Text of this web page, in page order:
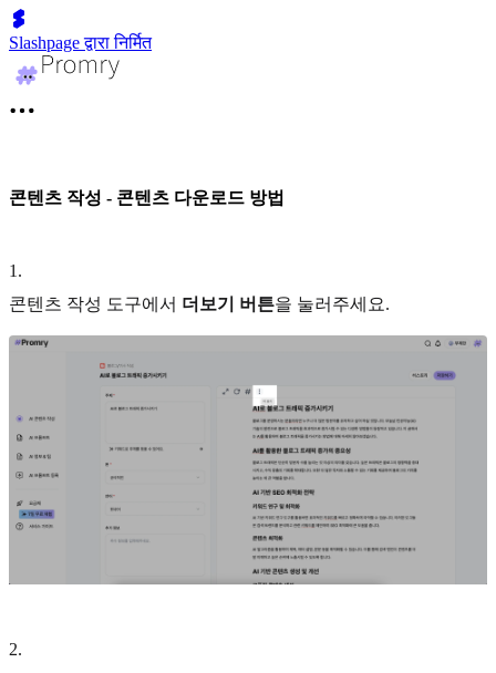
Slashpage द्वारा निर्मित
콘텐츠 작성 - 콘텐츠 다운로드 방법
1 .
콘텐츠 작성 도구에서 더보기 버튼을 눌러주세요.
2.